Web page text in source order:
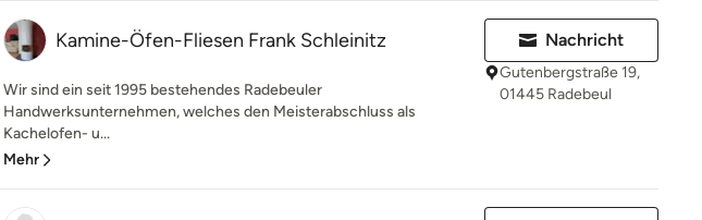
Kamine-Öfen-Fliesen Frank Schleinitz
Wir sind ein seit 1995 bestehendes Radebeuler
Handwerksunternehmen, welches den Meisterabschluss als
Kachelofen- u...
Mehr
Nachricht
Gutenbergstraße 19,
01445 Radebeul